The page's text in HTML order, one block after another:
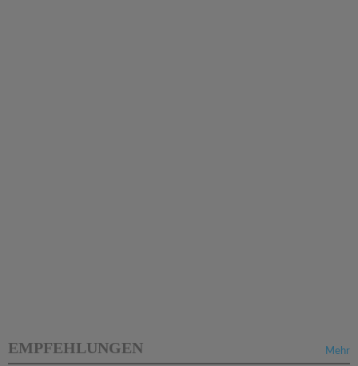
Mehr
EMPFEHLUNGEN